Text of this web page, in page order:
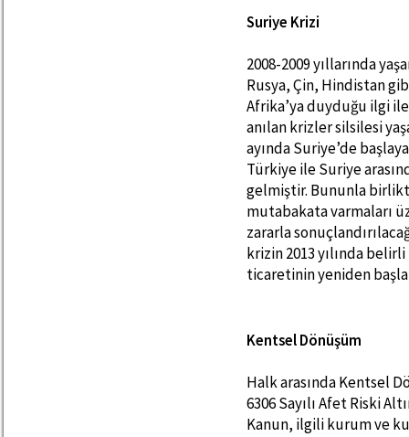
Suriye Krizi
2008-2009 yıllarında
Rusya, Çin, Hindistan
Afrika’ya duyduğu ilgi ile
anılan krizler silsilesi
ayında Suriye’de
Türkiye ile Suriye
gelmiştir. Bununla
mutabakata varmaları
zararla
krizin 2013 yılında
ticaretinin yeniden
Kentsel Dönüşüm
Halk arasında Kentsel
6306 Sayılı Afet Riski
Kanun, ilgili kurum ve